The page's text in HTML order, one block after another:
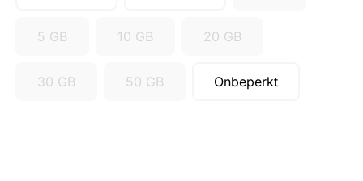
5 GB 10 GB 20 GB
30 GB 50 GB Onbeperkt